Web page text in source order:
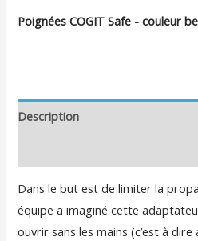
Poignées COGIT Safe - couleur
Description
Dans le but est de limiter la
équipe a imaginé cette
ouvrir sans les mains (c’est à dire